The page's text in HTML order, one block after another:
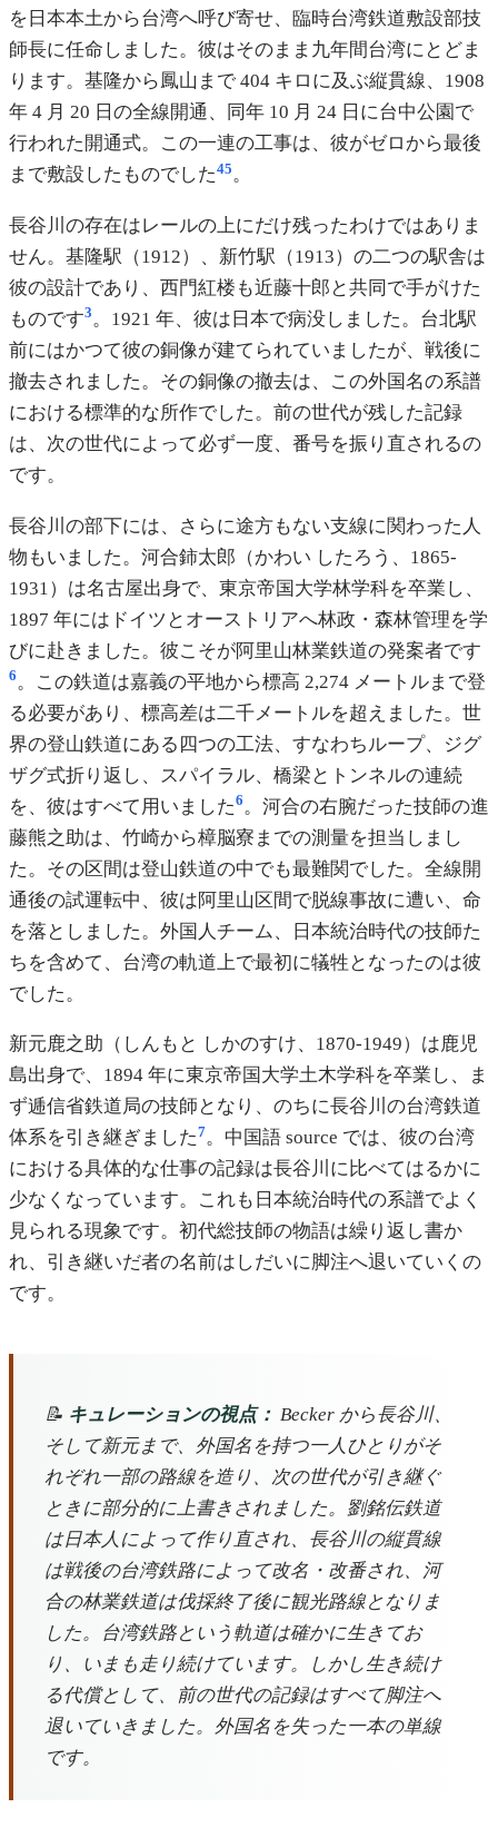
を日本本土から台湾へ呼び寄せ、臨時台湾鉄道敷設部技
師長に任命しました。彼はそのまま九年間台湾にとどま
ります。基隆から鳳山まで 404 キロに及ぶ縦貫線、1908
年 4 月 20 日の全線開通、同年 10 月 24 日に台中公園で
行われた開通式。この一連の工事は、彼がゼロから最後
まで敷設したものでした45。
長谷川の存在はレールの上にだけ残ったわけではありま
せん。基隆駅（1912）、新竹駅（1913）の二つの駅舎は
彼の設計であり、西門紅楼も近藤十郎と共同で手がけた
ものです3。1921 年、彼は日本で病没しました。台北駅
前にはかつて彼の銅像が建てられていましたが、戦後に
撤去されました。その銅像の撤去は、この外国名の系譜
における標準的な所作でした。前の世代が残した記録
は、次の世代によって必ず一度、番号を振り直されるの
です。
長谷川の部下には、さらに途方もない支線に関わった人
物もいました。河合鈰太郎（かわい したろう、1865-
1931）は名古屋出身で、東京帝国大学林学科を卒業し、
1897 年にはドイツとオーストリアへ林政・森林管理を学
びに赴きました。彼こそが阿里山林業鉄道の発案者です
6 。この鉄道は嘉義の平地から標高 2,274 メートルまで登
る必要があり、標高差は二千メートルを超えました。世
界の登山鉄道にある四つの工法、すなわちループ、ジグ
ザグ式折り返し、スパイラル、橋梁とトンネルの連続
を、彼はすべて用いました6 。河合の右腕だった技師の進
藤熊之助は、竹崎から樟脳寮までの測量を担当しまし
た。その区間は登山鉄道の中でも最難関でした。全線開
通後の試運転中、彼は阿里山区間で脱線事故に遭い、命
を落としました。外国人チーム、日本統治時代の技師た
ちを含めて、台湾の軌道上で最初に犠牲となったのは彼
でした。
新元鹿之助（しんもと しかのすけ、1870-1949）は鹿児
島出身で、1894 年に東京帝国大学土木学科を卒業し、ま
ず逓信省鉄道局の技師となり、のちに長谷川の台湾鉄道
体系を引き継ぎました7。中国語 source では、彼の台湾
における具体的な仕事の記録は長谷川に比べてはるかに
少なくなっています。これも日本統治時代の系譜でよく
見られる現象です。初代総技師の物語は繰り返し書か
れ、引き継いだ者の名前はしだいに脚注へ退いていくの
です。
📝 キュレーションの視点： Becker から長谷川、
そして新元まで、外国名を持つ一人ひとりがそ
れぞれ一部の路線を造り、次の世代が引き継ぐ
ときに部分的に上書きされました。劉銘伝鉄道
は日本人によって作り直され、長谷川の縦貫線
は戦後の台湾鉄路によって改名・改番され、河
合の林業鉄道は伐採終了後に観光路線となりま
した。台湾鉄路という軌道は確かに生きてお
り、いまも走り続けています。しかし生き続け
る代償として、前の世代の記録はすべて脚注へ
退いていきました。外国名を失った一本の単線
です。